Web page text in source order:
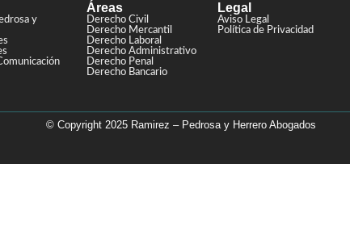
y
Áreas
Derecho Civil
Derecho Mercantil
Derecho Laboral
Derecho Administrativo
Derecho Penal
Derecho Bancario
Legal
Aviso Legal
Política de Privacidad
© Copyright 2025 Ramirez – Pedrosa y Herrero Abogados